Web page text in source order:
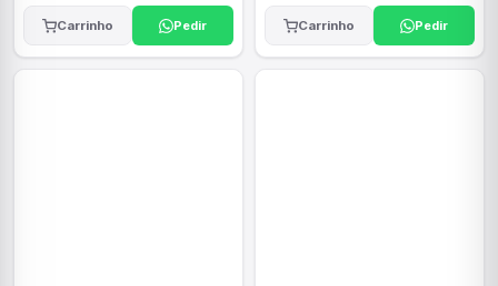
Carrinho Pedir Carrinho Pedir